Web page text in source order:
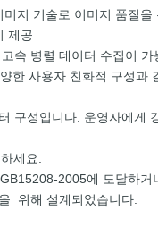
지 기술로 이미지 품질
제공
속 병렬 데이터 수집이 가
한 사용자 친화적 구성과
구성입니다. 운영자에게
세요.
2005에 도달하거
위해 설계되었습니다.